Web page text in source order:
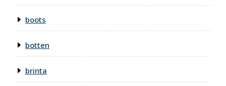
boots
botten
brinta